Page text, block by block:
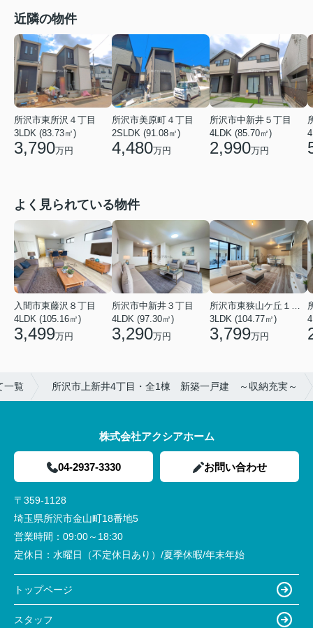
近隣の物件
所沢市東所沢４丁目
3LDK (83.73㎡)
3,790万円
所沢市美原町４丁目
2SLDK (91.08㎡)
4,480万円
所沢市中新井５丁目
4LDK (85.70㎡)
2,990万円
よく見られている物件
入間市東藤沢８丁目
4LDK (105.16㎡)
3,499万円
所沢市中新井３丁目
4LDK (97.30㎡)
3,290万円
所沢市東狭山ケ丘１丁目
3LDK (104.77㎡)
3,799万円
一覧 所沢市上新井4丁目・全1棟 新築一戸建 ～収納充実～
株式会社アクシアホーム
04-2937-3330 お問い合わせ
〒359-1128
埼玉県所沢市金山町18番地5
営業時間： 09:00～18:30
定休日： 水曜日（不定休日あり）/夏季休暇/年末年始
トップページ
スタッフ